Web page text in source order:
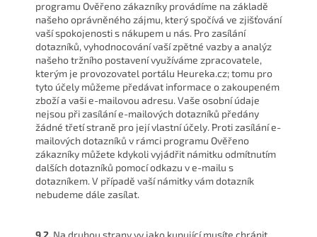
programu Ověřeno zákazníky provádíme na základě
našeho oprávněného zájmu, který spočívá ve zjišťování
vaší spokojenosti s nákupem u nás. Pro zasílání
dotazníků, vyhodnocování vaší zpětné vazby a analýz
našeho tržního postavení využíváme zpracovatele,
kterým je provozovatel portálu Heureka.cz; tomu pro
tyto účely můžeme předávat informace o zakoupeném
zboží a vaši e-mailovou adresu. Vaše osobní údaje
nejsou při zasílání e-mailových dotazníků předány
žádné třetí straně pro její vlastní účely. Proti zasílání e-
mailových dotazníků v rámci programu Ověřeno
zákazníky můžete kdykoli vyjádřit námitku odmítnutím
dalších dotazníků pomocí odkazu v e-mailu s
dotazníkem. V případě vaší námitky vám dotazník
nebudeme dále zasílat.